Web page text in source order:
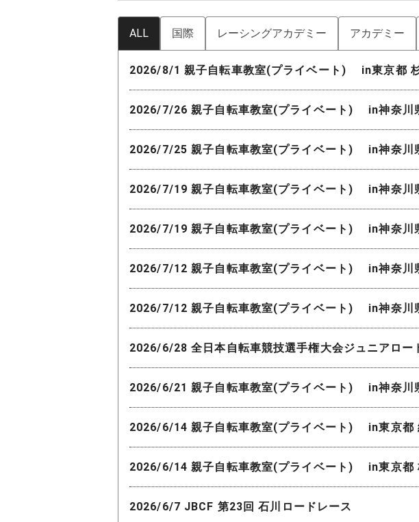
ALL 国際 レーシングアカデミー アカデミー
2026/8/1 親子自転車教室(プライベート) in東京都
2026/7/26 親子自転車教室(プライベート) in神奈川
2026/7/25 親子自転車教室(プライベート) in神奈川
2026/7/19 親子自転車教室(プライベート) in神奈川
2026/7/19 親子自転車教室(プライベート) in神奈川
2026/7/12 親子自転車教室(プライベート) in神奈川
2026/7/12 親子自転車教室(プライベート) in神奈川
2026/6/28 全日本自転車競技選手権大会ジュニアロー
2026/6/21 親子自転車教室(プライベート) in神奈川
2026/6/14 親子自転車教室(プライベート) in東京都
2026/6/14 親子自転車教室(プライベート) in東京都
2026/6/7 JBCF 第23回 石川ロードレース